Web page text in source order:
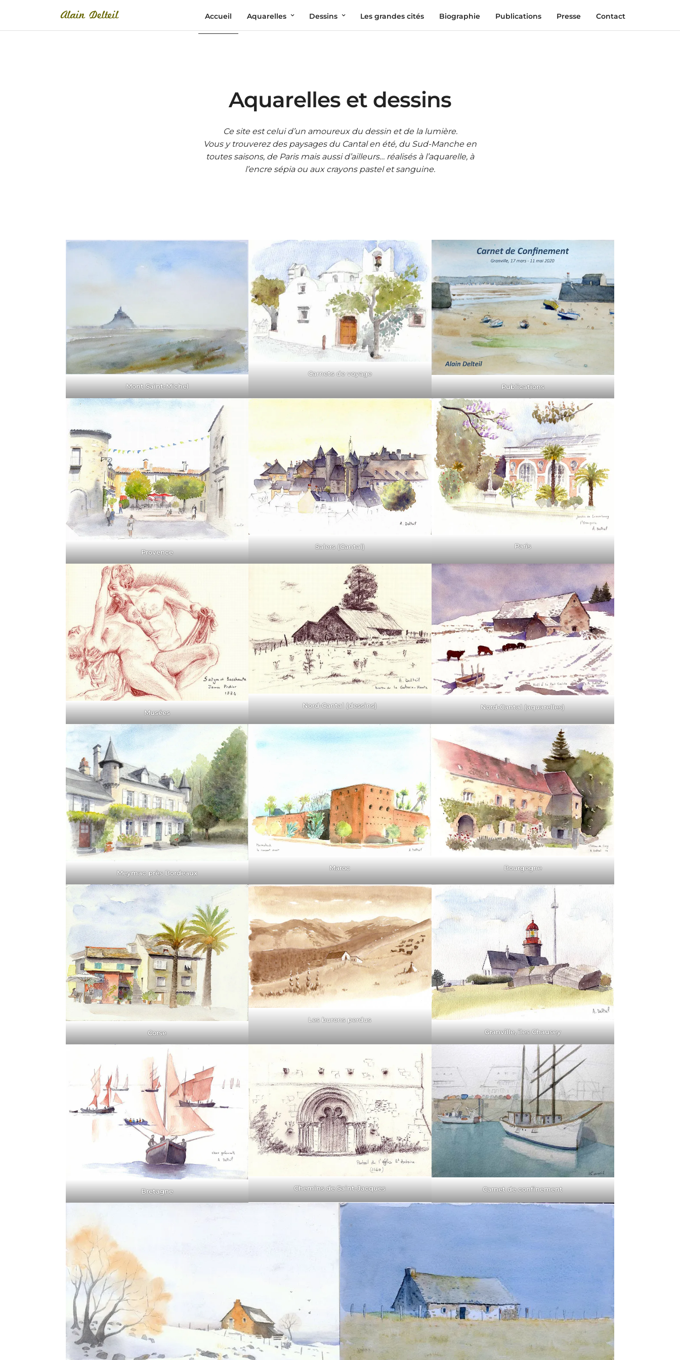
Accueil Aquarelles Dessins Les grandes cités Biographie Publications Presse Contact
Aquarelles et dessins
Ce site est celui d’un amoureux du dessin et de la lumière.
Vous y trouverez des paysages du Cantal en été, du Sud-Manche en
toutes saisons, de Paris mais aussi d’ailleurs… réalisés à l’aquarelle, à
l’encre sépia ou aux crayons pastel et sanguine.
Mont Saint-Michel
Carnets de voyage
Publications
Provence
Salers (Cantal) Paris
Musées
Nord-Cantal (dessins) Nord-Cantal (aquarelles)
Meymac près Bordeaux
Maroc Bourgogne
Corse
Les burons perdus
Granville, îles Chausey
Bretagne Chemins de Saint-Jacques Carnet de confinement